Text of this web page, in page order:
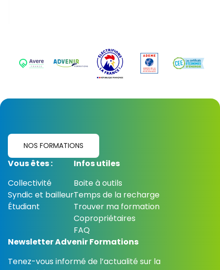
NOS FORMATIONS
Vous êtes :
Collectivité
Syndic et bailleur
Étudiant
Infos utiles
Boite à outils
Temps de la recharge
Trouver ma formation
Copropriétaires
FAQ
Newsletter Advenir Formations
Tenez-vous informé de l’actualité sur la